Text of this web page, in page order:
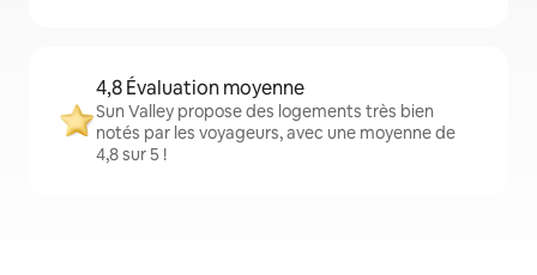
4,8 Évaluation moyenne
Sun Valley propose des logements très bien
notés par les voyageurs, avec une moyenne de
4,8 sur 5 !